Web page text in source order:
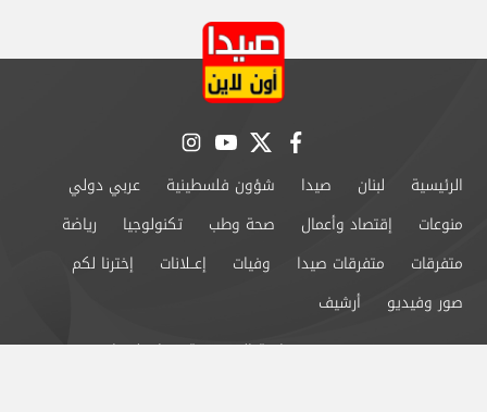
facebook
twitter
youtube
instagram
الرئيسية لبنان صيدا شؤون فلسطينية
عربي دولي
منوعات
إقتصاد وأعمال صحة وطب تكنولوجيا
رياضة
متفرقات
متفرقات صيدا وفيات إعــلانات
إخترنا لكم
صور وفيديو
أرشيف
من نحن
سياسة الخصوصية اتصل بنا